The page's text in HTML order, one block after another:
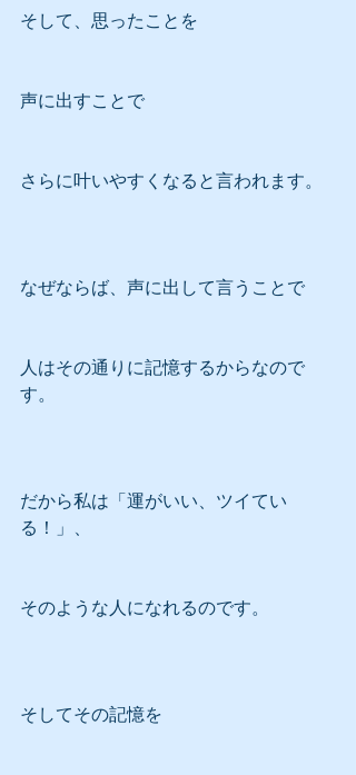
そして、思ったことを
声に出すことで
さらに叶いやすくなると言われます。
なぜならば、声に出して言うことで
人はその通りに記憶するからなので
す。
だから私は「運がいい、ツイてい
る！」、
そのような人になれるのです。
そしてその記憶を